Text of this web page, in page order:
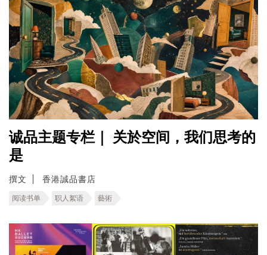
诚品主题专栏｜ 关於空间，我们思考的
是
撰文 香港誠品書店
阅读书单 职人絮语 藝術